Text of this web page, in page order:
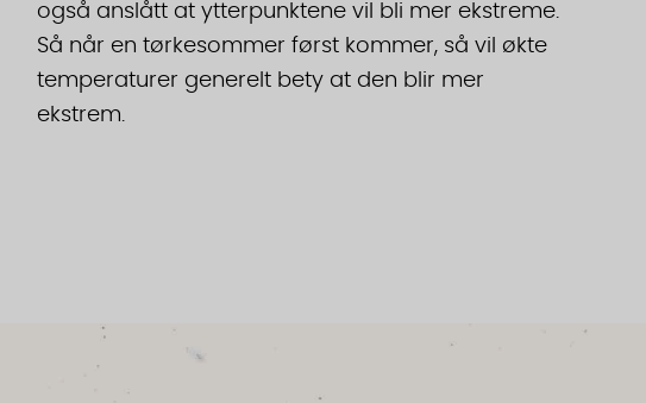
også anslått at ytterpunktene vil bli mer ekstreme.
Så når en tørkesommer først kommer, så vil økte
temperaturer generelt bety at den blir mer
ekstrem.